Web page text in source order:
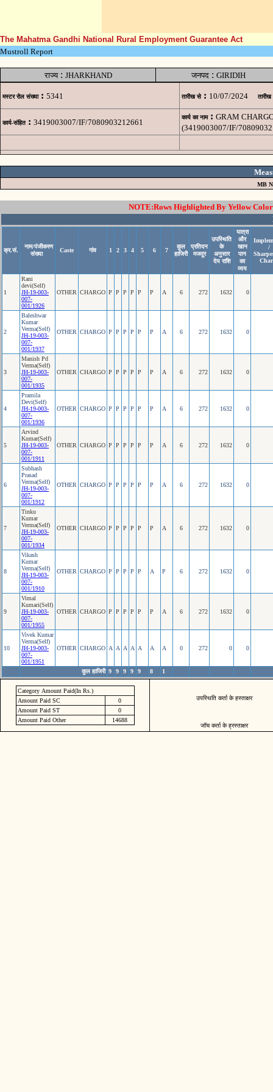
The Mahatma Gandhi National Rural Employment Guarantee Act
Mustroll Report
राज्य: JHARKHAND जनपद : GIRIDIH
मस्टर रोल संख्या : 5341 तारीख से : 10/07/2024 तारीख
कार्य-संहित : 3419003007/IF/7080903212661
कार्य का नाम : GRAM
(3419003007/IF/
MB
NOTE:Rows Highlighted By Yellow
क्र.सं.
नाम/पंजीकरण
संख्या
Caste गांव 1 2 3 4 5 6 7
कुल
हाजिरी
प्रतिदन
मजदूर
उपस्थिति
के
अनुसार
देय राशि
यात्रा
और
खान
पान
का
व्यय
/
1
Rani
devi(Self)
JH-19-003-
007-
001/1926
OTHER CHARGO P P P P P P A 6 272 1632 0
2
Baleshwar
Kumar
Verma(Self)
JH-19-003-
007-
001/1937
OTHER CHARGO P P P P P P A 6 272 1632 0
3
Manish Pd
Verma(Self)
JH-19-003-
007-
001/1935
OTHER CHARGO P P P P P P A 6 272 1632 0
4
Pramila
Devi(Self)
JH-19-003-
007-
001/1936
OTHER CHARGO P P P P P P A 6 272 1632 0
5
Arvind
Kumar(Self)
JH-19-003-
007-
001/1911
OTHER CHARGO P P P P P P A 6 272 1632 0
6
Subhash
Prasad
Verma(Self)
JH-19-003-
007-
001/1912
OTHER CHARGO P P P P P P A 6 272 1632 0
7
Tinku
Kumar
Verma(Self)
JH-19-003-
007-
001/1934
OTHER CHARGO P P P P P P A 6 272 1632 0
8
Vikash
Kumar
Verma(Self)
JH-19-003-
007-
001/1910
OTHER CHARGO P P P P P A P 6 272 1632 0
9
Vimal
Kumari(Self)
JH-19-003-
007-
001/1955
OTHER CHARGO P P P P P P A 6 272 1632 0
10
Vivek Kumar
Verma(Self)
JH-19-003-
007-
001/1951
OTHER CHARGO A A A A A A A 0 272 0 0
कुल हाजिरी 9 9 9 9 9 8 1
Category Amount Paid(In Rs.)
Amount Paid SC
0
Amount Paid ST
0
Amount Paid Other
14688
उपस्थिति कर्ता के हस्ताक्षर
जॉच कर्ता के ह्रस्ताक्षर